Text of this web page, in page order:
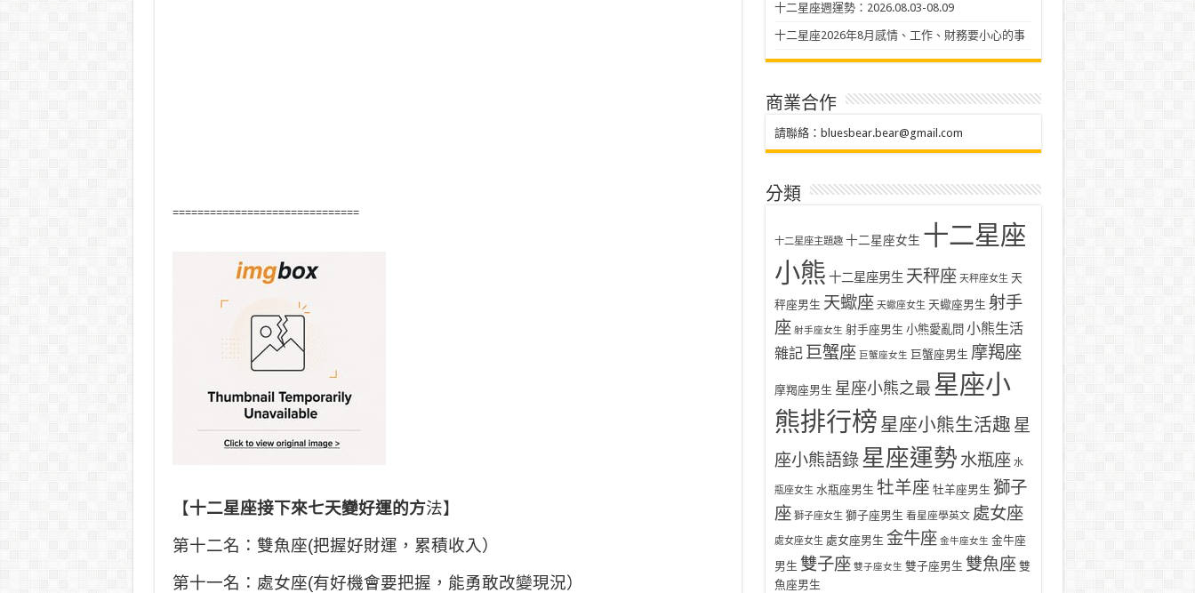
==============================
【十二星座接下來七天變好運的方法】
第十二名：雙魚座(把握好財運，累積收入）
第十一名：處女座(有好機會要把握，能勇敢改變現況）
十二星座週運勢：2026.08.03-08.09
十二星座2026年8月感情、工作、財務要小心的事
商業合作
請聯絡： bluesbear.bear@gmail.com
分類
十二星座主題趣 十二星座女生 十二星座
小熊 十二星座男生 天秤座 天秤座女生 天
秤座男生 天蠍座 天蠍座女生 天蠍座男生 射手
座 射手座女生 射手座男生 小熊愛亂問 小熊生活
雜記 巨蟹座 巨蟹座女生 巨蟹座男生 摩羯座
摩羯座男生 星座小熊之最 星座小
熊排行榜 星座小熊生活趣 星
座小熊語錄星座運勢 水瓶座 水
瓶座女生 水瓶座男生 牡羊座 牡羊座男生 獅子
座 獅子座女生 獅子座男生 看星座學英文 處女座
處女座女生 處女座男生 金牛座 金牛座女生 金牛座
男生 雙子座 雙子座女生 雙子座男生 雙魚座 雙
魚座男生